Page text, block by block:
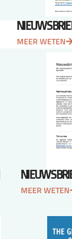
MEER WETEN
MEER WETEN